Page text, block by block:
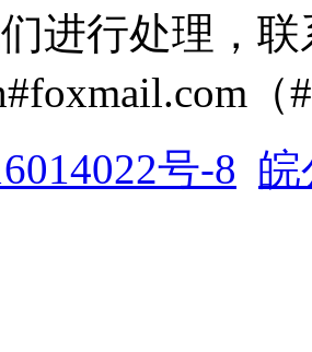
进行处理，
（
号-8 皖